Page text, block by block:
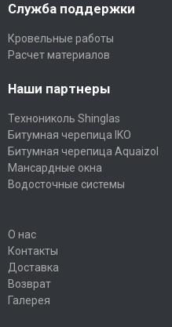
Служба поддержки
Кровельные работы
Расчет материалов
Наши партнеры
Технониколь Shinglas
Битумная черепица IKO
Битумная черепица Aquaizol
Мансардные окна
Водосточные системы
О нас
Контакты
Доставка
Возврат
Галерея